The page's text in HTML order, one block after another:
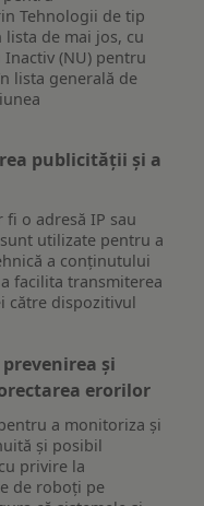
Tehnologii de tip
de mai jos, cu
(NU) pentru
lista generală de
publicității și a
o adresă IP sau
utilizate pentru a
a conținutului
facilita transmiterea
către dispozitivul
și
erorilor
a monitoriza și
și posibil
privire la
de roboți pe